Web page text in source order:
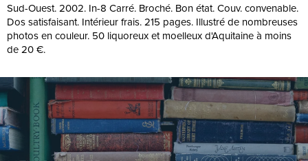
Sud-Ouest. 2002. In-8 Carré. Broché. Bon état. Couv. convenable.
Dos satisfaisant. Intérieur frais. 215 pages. Illustré de nombreuses
photos en couleur. 50 liquoreux et moelleux d'Aquitaine à moins
de 20 €.